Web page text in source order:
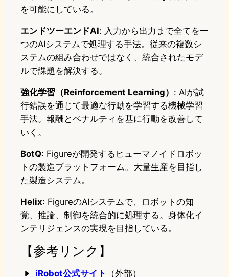
を可能にしている。
エンドツーエンドAI: 入力から出力まで全てを一
つのAIシステムで処理する手法。従来の複数シ
ステムの組み合わせではなく、統合されたモデ
ルで課題を解決する。
強化学習（Reinforcement Learning） : AIが試
行錯誤を通じて最適な行動を学習する機械学習
手法。報酬とペナルティを基に行動を改善して
いく。
BotQ: Figureが開発するヒューマノイドロボッ
トの製造プラットフォーム。大量生産を目指し
た製造システム。
Helix: FigureのAIシステムで、ロボットの知
覚、推論、制御を統合的に処理する。身体化イ
ンテリジェンスの実現を目指している。
【参考リンク】
iRobot公式サイト
（外部）